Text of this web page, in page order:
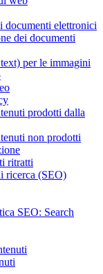
documenti elettronici
dei documenti
per le immagini
prodotti dalla
non prodotti
ritratti
ricerca (SEO)
SEO: Search